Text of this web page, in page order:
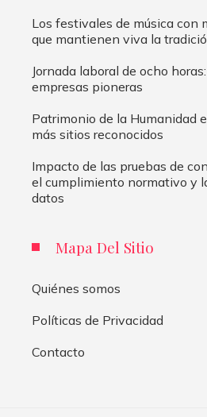
Los festivales de música con
que mantienen viva la
Jornada laboral de ocho
empresas pioneras
Patrimonio de la Humanidad
más sitios reconocidos
Impacto de las pruebas de
el cumplimiento normativo y
datos
Mapa Del Sitio
Quiénes somos
Políticas de Privacidad
Contacto